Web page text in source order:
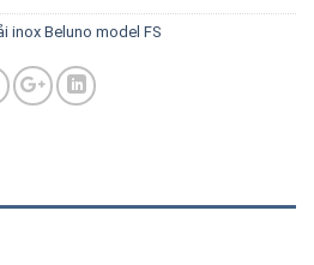
inox Beluno model FS